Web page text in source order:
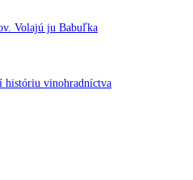
Volajú ju Babuľka
históriu vinohradníctva